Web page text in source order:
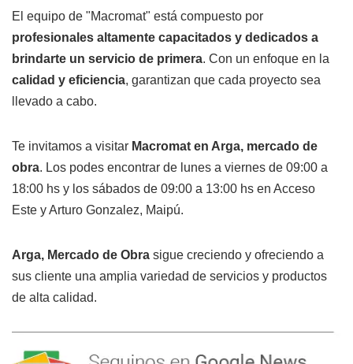
El equipo de "Macromat" está compuesto por
profesionales altamente capacitados y dedicados a
brindarte un servicio de primera. Con un enfoque en la
calidad y eficiencia, garantizan que cada proyecto sea
llevado a cabo.
Te invitamos a visitar Macromat en Arga, mercado de
obra. Los podes encontrar de lunes a viernes de 09:00 a
18:00 hs y los sábados de 09:00 a 13:00 hs en Acceso
Este y Arturo Gonzalez, Maipú.
Arga, Mercado de Obra sigue creciendo y ofreciendo a
sus cliente una amplia variedad de servicios y productos
de alta calidad.